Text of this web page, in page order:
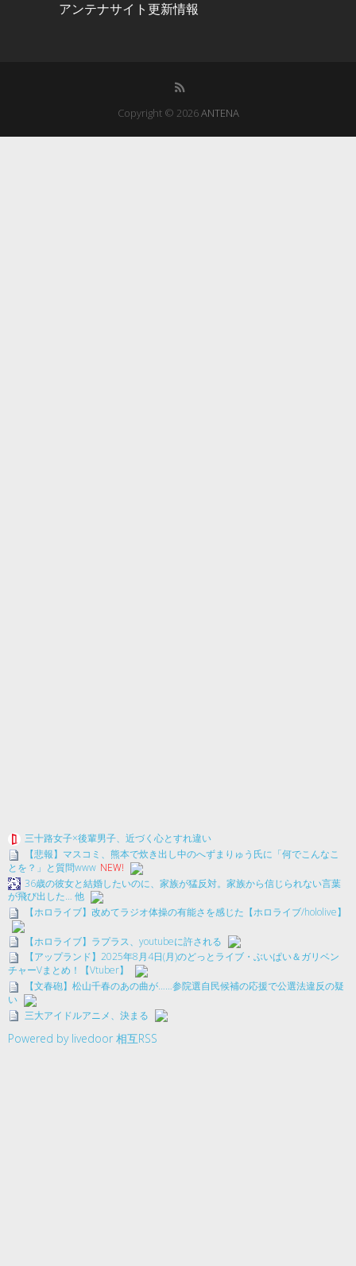
アンテナサイト更新情報
Copyright © 2026ANTENA
三十路女子×後輩男子、近づく心とすれ違い
【悲報】マスコミ、熊本で炊き出し中のへずまりゅう氏に「何でこんなこ
とを？」と質問www NEW!
36歳の彼女と結婚したいのに、家族が猛反対。家族から信じられない言葉
が飛び出した… 他
【ホロライブ】改めてラジオ体操の有能さを感じた【ホロライブ/hololive】
【ホロライブ】ラプラス、youtubeに許される
【アップランド】2025年8月4日(月)のどっとライブ・ぶいぱい＆ガリベン
チャーVまとめ！【Vtuber】
【文春砲】松山千春のあの曲が……参院選自民候補の応援で公選法違反の疑
い
三大アイドルアニメ、決まる
Powered by livedoor 相互RSS